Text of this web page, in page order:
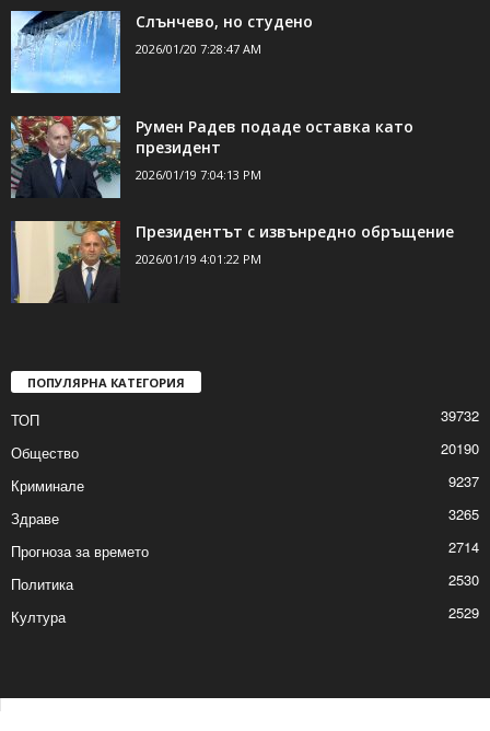
Слънчево, но студено
2026/01/20 7:28:47 AM
Румен Радев подаде оставка като
президент
2026/01/19 7:04:13 PM
Президентът с извънредно обръщение
2026/01/19 4:01:22 PM
ПОПУЛЯРНА КАТЕГОРИЯ
ТОП
39732
Общество
20190
Криминале
9237
Здраве
3265
Прогноза за времето
2714
Политика
2530
Култура
2529